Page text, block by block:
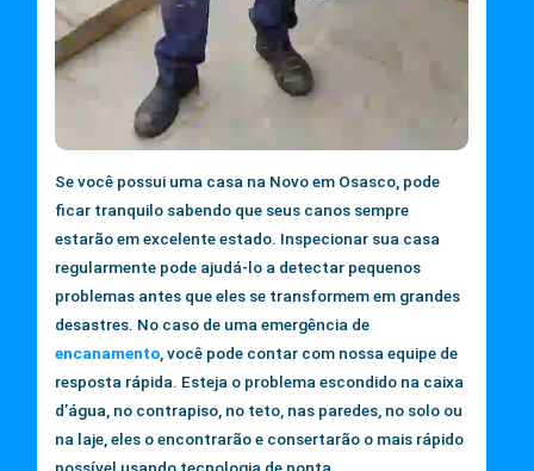
Se você possui uma casa na Novo em Osasco, pode
ficar tranquilo sabendo que seus canos sempre
estarão em excelente estado. Inspecionar sua casa
regularmente pode ajudá-lo a detectar pequenos
problemas antes que eles se transformem em grandes
desastres. No caso de uma emergência de
encanamento , você pode contar com nossa equipe de
resposta rápida. Esteja o problema escondido na caixa
d’água, no contrapiso, no teto, nas paredes, no solo ou
na laje, eles o encontrarão e consertarão o mais rápido